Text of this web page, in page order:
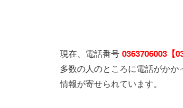
現在、電話番号 0363706003【
多数の人のところに電話がかか
情報が寄せられています。